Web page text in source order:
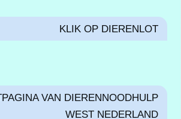
KLIK OP DIERENLOT
VAN DIERENNOODHULP
WEST NEDERLAND